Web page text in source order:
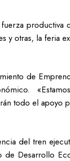
y otras, la feria
de
todo el apoyo
del tren
de Desarrollo